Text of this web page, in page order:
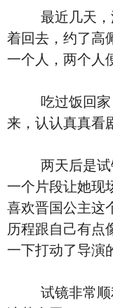
最近几天，沈
着回去，约了高
一个人，两个人
吃过饭回家，
来，认认真真看
两天后是试镜
一个片段让她现
喜欢晋国公主这
历程跟自己有点
一下打动了导演
试镜非常顺利